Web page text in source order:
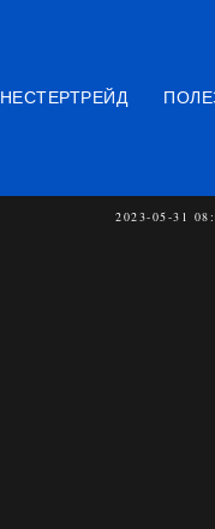
НЕСТЕРТРЕЙД
2023-05-31